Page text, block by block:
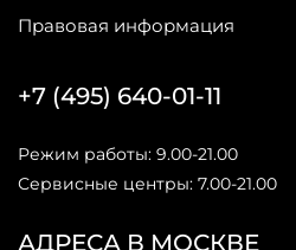
Правовая информация
АДРЕСА В МОСКВЕ
+7 (495) 640-01-11
Режим работы: 9.00-21.00
Сервисные центры: 7.00-21.00